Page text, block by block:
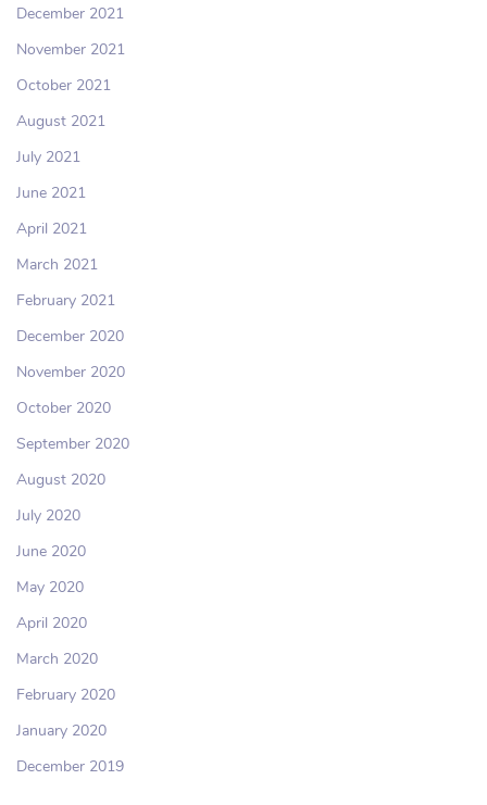
December 2021
November 2021
October 2021
August 2021
July 2021
June 2021
April 2021
March 2021
February 2021
December 2020
November 2020
October 2020
September 2020
August 2020
July 2020
June 2020
May 2020
April 2020
March 2020
February 2020
January 2020
December 2019